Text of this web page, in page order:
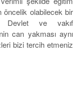
öncelik olabilecek bir
Devlet ve vakıf
can yakması aynı
bizi tercih etmeniz